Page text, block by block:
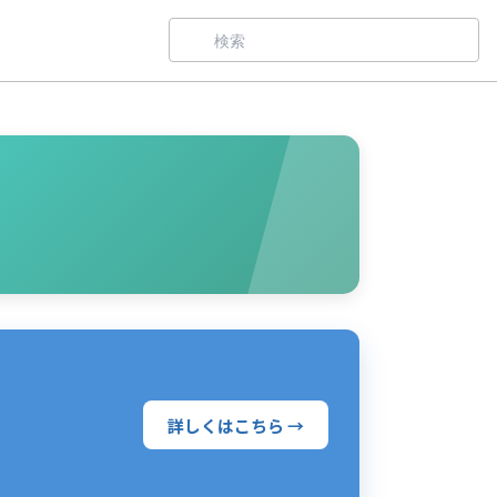
詳しくはこちら →